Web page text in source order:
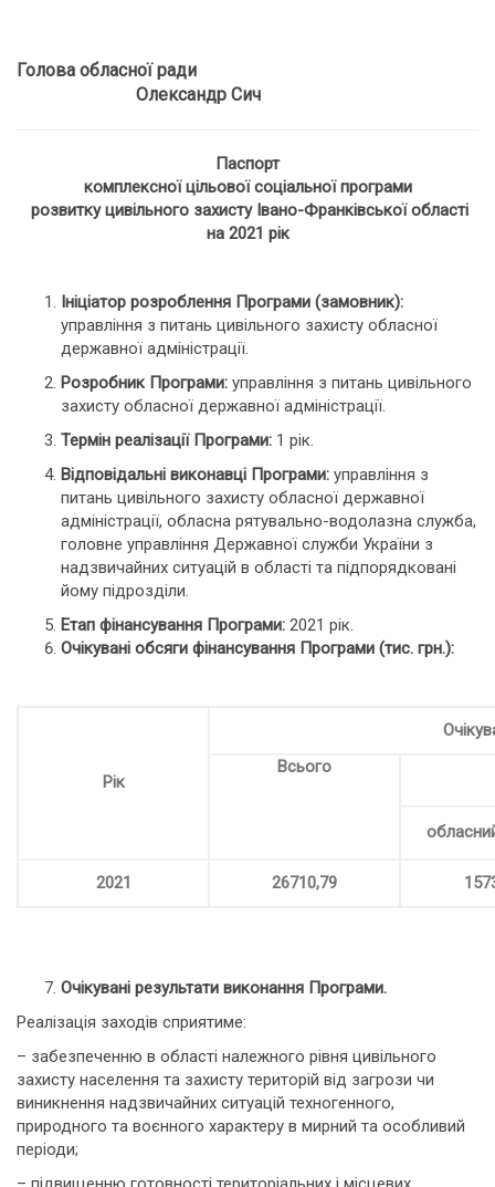
Голова обласної ради
Олександр Сич
Паспорт
комплексної цільової соціальної програми
розвитку цивільного захисту Івано-Франківської області
на 2021 рік
Ініціатор розроблення Програми (замовник):
управління з питань цивільного захисту обласної
державної адміністрації.
Розробник Програми: управління з питань цивільного
захисту обласної державної адміністрації.
Термін реалізації Програми: 1 рік.
Відповідальні виконавці Програми: управління з
питань цивільного захисту обласної державної
адміністрації, обласна рятувально-водолазна служба,
головне управління Державної служби України з
надзвичайних ситуацій в області та підпорядковані
йому підрозділи.
Етап фінансування Програми: 2021 рік.
Очікувані обсяги фінансування Програми (тис. грн.):
Рік
Всього
2021 26710,79
Очікувані результати виконання Програми.
Реалізація заходів сприятиме:
– забезпеченню в області належного рівня цивільного
захисту населення та захисту територій від загрози чи
виникнення надзвичайних ситуацій техногенного,
природного та воєнного характеру в мирний та особливий
періоди;